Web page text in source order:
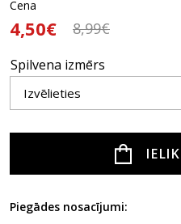
Cena
4,50€ 8,99€
Spilvena izmērs
Piegādes nosacījumi: